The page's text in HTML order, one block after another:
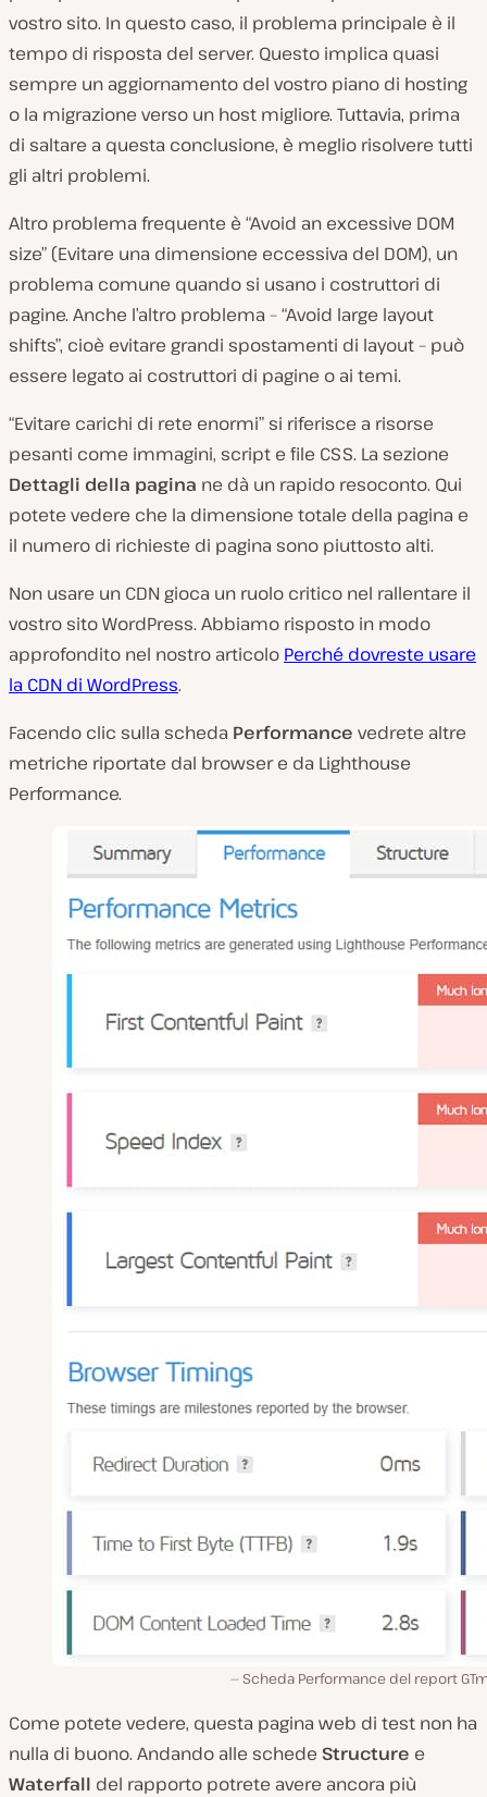
vostro sito. In questo caso, il problema principale è il
tempo di risposta del server. Questo implica quasi
sempre un aggiornamento del vostro piano di hosting
o la migrazione verso un host migliore. Tuttavia, prima
di saltare a questa conclusione, è meglio risolvere tutti
gli altri problemi.
Altro problema frequente è “Avoid an excessive DOM
size” (Evitare una dimensione eccessiva del DOM), un
problema comune quando si usano i costruttori di
pagine. Anche l’altro problema – “Avoid large layout
shifts”, cioè evitare grandi spostamenti di layout – può
essere legato ai costruttori di pagine o ai temi.
“Evitare carichi di rete enormi” si riferisce a risorse
pesanti come immagini, script e file CSS. La sezione
Dettagli della pagina ne dà un rapido resoconto. Qui
potete vedere che la dimensione totale della pagina e
il numero di richieste di pagina sono piuttosto alti.
Non usare un CDN gioca un ruolo critico nel rallentare il
vostro sito WordPress. Abbiamo risposto in modo
approfondito nel nostro articolo Perché dovreste usare
la CDN di WordPress.
Facendo clic sulla scheda Performance vedrete altre
metriche riportate dal browser e da Lighthouse
Performance.
Scheda Performance del report
Come potete vedere, questa pagina web di test non ha
nulla di buono. Andando alle schede Structure e
Waterfall del rapporto potrete avere ancora più